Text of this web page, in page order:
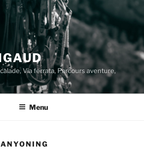
Via ferrata, Parcours aventure,
Menu